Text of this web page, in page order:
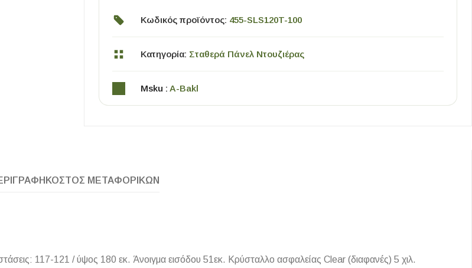
Αποστατών -Κλίπς
Κωδικός προϊόντος: 455-SLS120T-100
Κατηγορία: Σταθερά Πάνελ Ντουζιέρας
Msku : A-Bakl
ΚΌΣΤΟΣ ΜΕΤΑΦΟΡΙΚΏΝ
117-121 / ύψος 180 εκ. Άνοιγμα εισόδου 51εκ. Κρύσταλλο ασφαλείας Clear (διαφανές) 5 χιλ.